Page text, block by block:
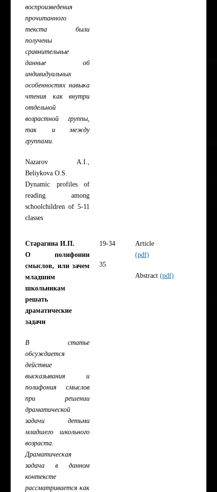
воспроизведения
прочитанного
текста были
получены
сравнительные
данные об
индивидуальных
особенностях навыка
чтения как внутри
отдельной
возрастной группы,
так и между
группами.
Nazarov A.I.,
Beliykova O.S.
Dynamic profiles of
reading among
schoolchildren of 5-11
classes
Старагина И.П.
О полифонии
смыслов, или зачем
младшим
школьникам
решать
драматические
задачи
В статье
обсуждается
действие
высказывания и
полифония смыслов
при решении
драматической
задачи детьми
младшего школьного
возраста.
Драматическая
задача в данном
контексте
рассматривается как
19-34
35
Article
(pdf)
Abstract(pdf)